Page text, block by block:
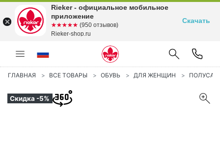
ГЛАВНАЯ ВСЕ ТОВАРЫ ОБУВЬ ДЛЯ ЖЕНЩИН
Скидка -5%
Rieker - официальное мобильное
приложение
☆☆☆☆☆
★★★★★ (950 отзывов)
Rieker-shop.ru
Скачать